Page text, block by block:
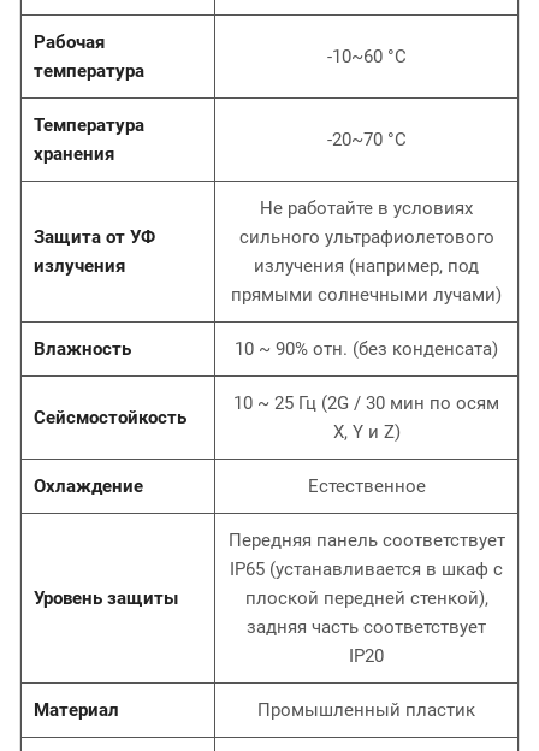
Рабочая
температура
-10~60 °С
Температура
хранения
-20~70 °С
Защита от УФ
излучения
Не работайте в условиях
сильного ультрафиолетового
излучения (например, под
прямыми солнечными лучами)
Влажность 10 ~ 90% отн. (без конденсата)
Сейсмостойкость
10 ~ 25 Гц (2G / 30 мин по осям
X, Y и Z)
Охлаждение Естественное
Уровень защиты
Передняя панель соответствует
IP65 (устанавливается в шкаф с
плоской передней стенкой),
задняя часть соответствует
IP20
Материал Промышленный пластик